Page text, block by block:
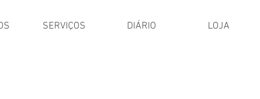
SERVIÇOS DIÁRIO LOJA